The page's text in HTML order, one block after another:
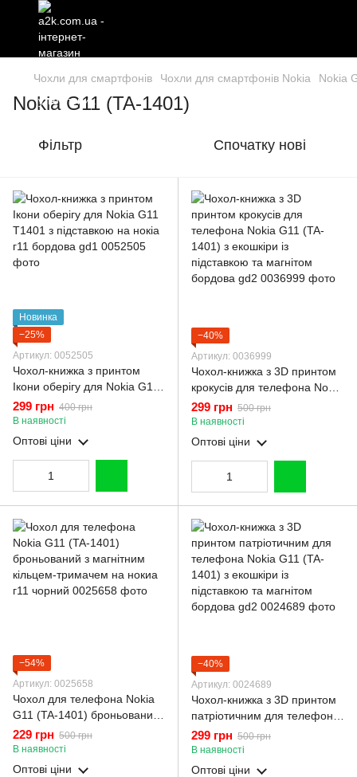
Чохли для смартфонів Чохли для смартфонів Nokia Nokia
Nokia G11 (TA-1401)
Фільтр Спочатку нові
Новинка
−25%
Артикул: 0052505
Чохол-книжка з принтом
Ікони оберігу для Nokia G11
T1401 з підставкою на нокіа
г11 бордова gd1
299 грн 400 грн
В наявності
Оптові ціни
−40%
Артикул: 0036999
Чохол-книжка з 3D принтом
крокусів для телефона Nokia
G11 (TA-1401) з екошкіри із
підставкою та магнітом
бордова gd2
299 грн 500 грн
В наявності
Оптові ціни
−54%
Артикул: 0025658
Чохол для телефона Nokia
G11 (TA-1401) броньований
з магнітним кільцем-
тримачем на нокиа г11
чорний
229 грн 500 грн
В наявності
Оптові ціни
−40%
Артикул: 0024689
Чохол-книжка з 3D принтом
патріотичним для телефона
Nokia G11 (TA-1401) з
екошкіри із підставкою та
магнітом бордова gd2
299 грн 500 грн
В наявності
Оптові ціни